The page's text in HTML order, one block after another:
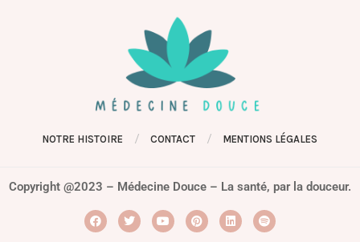
NOTRE HISTOIRE CONTACT MENTIONS LÉGALES
Copyright @2023 – Médecine Douce – La santé, par la douceur.